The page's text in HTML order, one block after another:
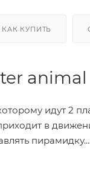
КАК КУПИТЬ
animal
идут 2
в
пирамидку.